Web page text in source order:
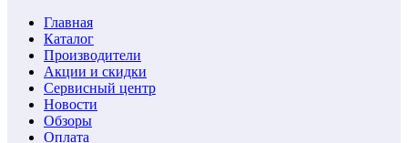
Главная
Каталог
Производители
Акции и скидки
Сервисный центр
Новости
Обзоры
Оплата